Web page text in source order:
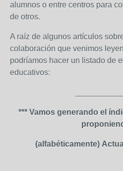
alumnos o entre centros para
de otros.
A raíz de algunos artículos
colaboración que venimos
podríamos hacer un listado de
educativos:
*** Vamos generando el
(alfabéticamente)